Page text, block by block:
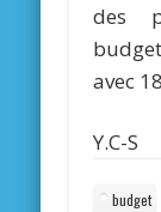
des
avec
Y.C-S
budget